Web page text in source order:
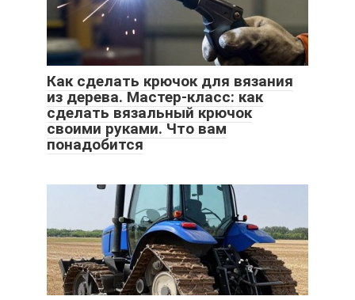
Как сделать крючок для вязания
из дерева. Мастер-класс: как
сделать вязальный крючок
своими руками. Что вам
понадобится